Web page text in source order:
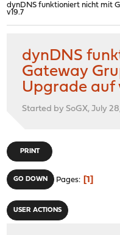
dynDNS funktioniert nicht mit
v19.7
dynDNS
Gateway
Upgrade auf
Started by SoGX, July
PRINT
GO DOWN Pages 1
USER ACTIONS